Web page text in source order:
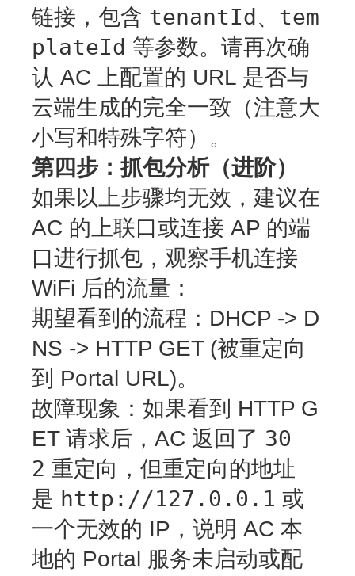
链接，包含 tenantId、 tem
plateId 等参数。请再次确
认 AC 上配置的 URL 是否与
云端生成的完全一致（注意大
小写和特殊字符）。
第四步：抓包分析（进阶）
如果以上步骤均无效，建议在
AC 的上联口或连接 AP 的端
口进行抓包，观察手机连接
WiFi 后的流量：
期望看到的流程 ：DHCP -> D
NS -> HTTP GET (被重定向
到 Portal URL)。
故障现象 ：如果看到 HTTP G
ET 请求后，AC 返回了 30
2 重定向，但重定向的地址
是 http://127.0.0.1 或
一个无效的 IP，说明 AC 本
地的 Portal 服务未启动或配